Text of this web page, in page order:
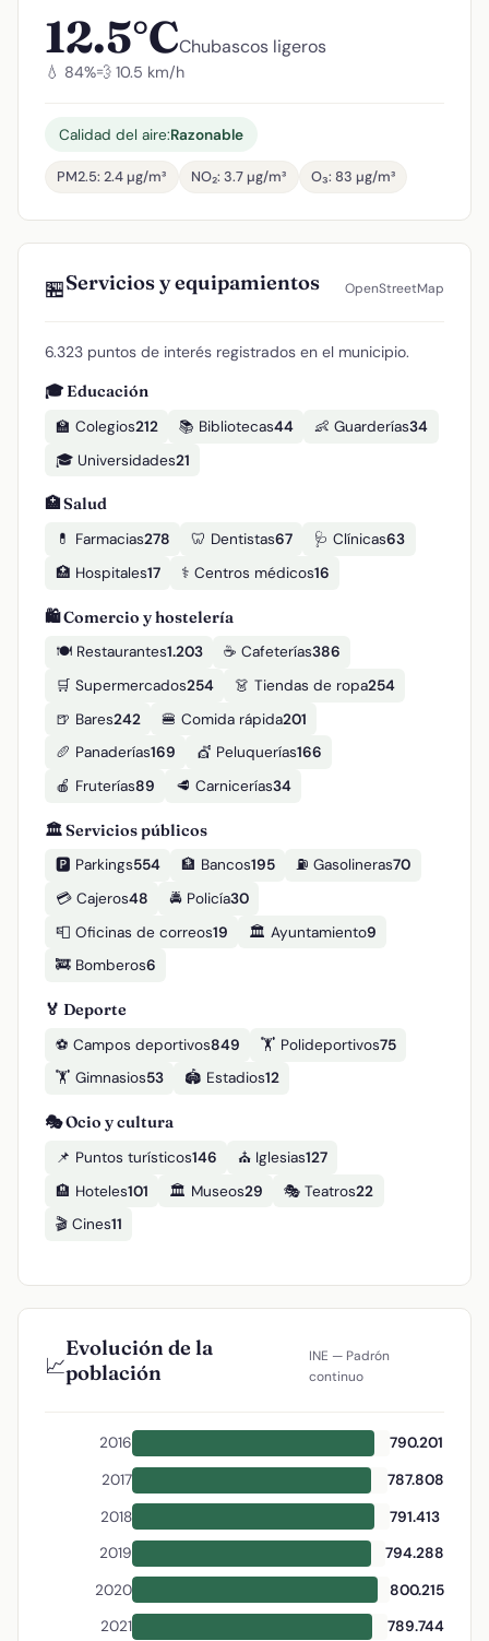
12.5°CChubascos ligeros
💧 84%💨 10.5 km/h
Calidad del aire:Razonable
PM2.5: 2.4 µg/m³ NO₂: 3.7 µg/m³ O₃: 83 µg/m³
🏪Servicios y equipamientos OpenStreetMap
6.323 puntos de interés registrados en el municipio.
🎓 Educación
🏫 Colegios212 📚 Bibliotecas44 👶 Guarderías34
🎓 Universidades21
🏥 Salud
💊 Farmacias278 🦷 Dentistas67 🩺 Clínicas63
🏥 Hospitales17 ⚕️ Centros médicos16
🛍️ Comercio y hostelería
🍽️ Restaurantes1.203 ☕ Cafeterías386
🛒 Supermercados254 👗 Tiendas de ropa254
🍺 Bares242 🍔 Comida rápida201
🥖 Panaderías169 💇 Peluquerías166
🍎 Fruterías89 🥩 Carnicerías34
🏛️ Servicios públicos
🅿️ Parkings554 🏦 Bancos195 ⛽ Gasolineras70
💳 Cajeros48 🚔 Policía30
📮 Oficinas de correos19 🏛️ Ayuntamiento9
🚒 Bomberos6
🏅 Deporte
⚽ Campos deportivos849 🏋️ Polideportivos75
🏋️ Gimnasios53 🏟️ Estadios12
🎭 Ocio y cultura
📌 Puntos turísticos146 ⛪ Iglesias127
🏨 Hoteles101 🏛️ Museos29 🎭 Teatros22
🎬 Cines11
📈
Evolución de la
población
INE — Padrón
continuo
2016
790.201
2017
787.808
2018
791.413
2019
794.288
2020
800.215
2021
789.744